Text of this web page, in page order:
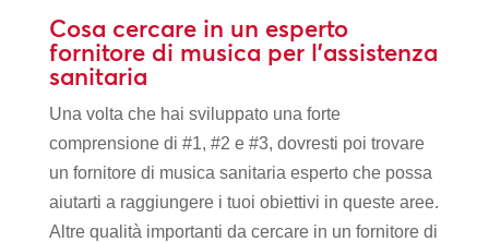
Cosa cercare in un esperto
fornitore di musica per l’assistenza
sanitaria
Una volta che hai sviluppato una forte
comprensione di #1, #2 e #3, dovresti poi trovare
un fornitore di musica sanitaria esperto che possa
aiutarti a raggiungere i tuoi obiettivi in queste aree.
Altre qualità importanti da cercare in un fornitore di